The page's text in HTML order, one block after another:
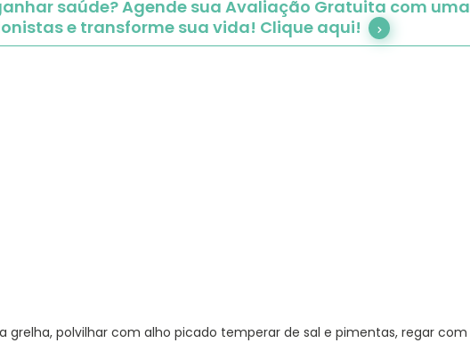
saúde? Agende sua Avaliação Gratuita com uma
e transforme sua vida! Clique aqui!
polvilhar com alho picado temperar de sal e pimentas, regar com